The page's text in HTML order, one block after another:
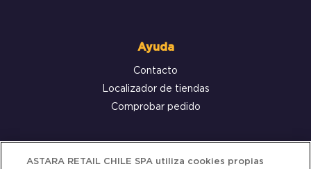
Ayuda
Contacto
Localizador de tiendas
Comprobar pedido
Servicio al cliente
ASTARA RETAIL CHILE SPA utiliza cookies propias